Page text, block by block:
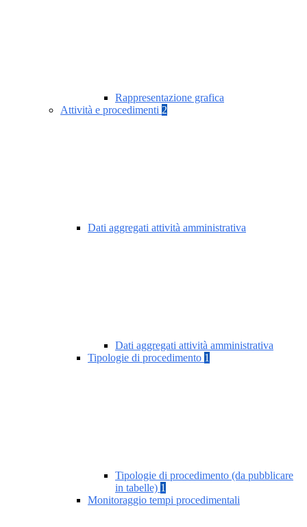
Rappresentazione grafica
Attività e procedimenti 2
Dati aggregati attività amministrativa
Dati aggregati attività amministrativa
Tipologie di procedimento 1
Tipologie di procedimento (da pubblicare
in tabelle) 1
Monitoraggio tempi procedimentali